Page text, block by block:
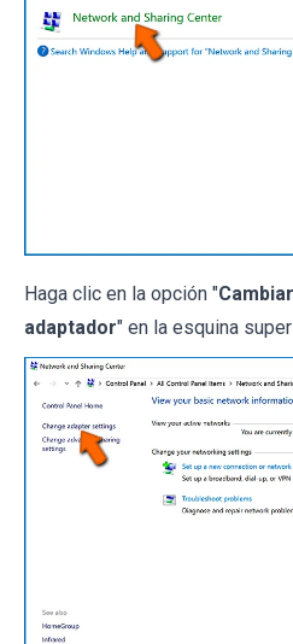
Haga clic en la opción "
adaptador" en la esquina